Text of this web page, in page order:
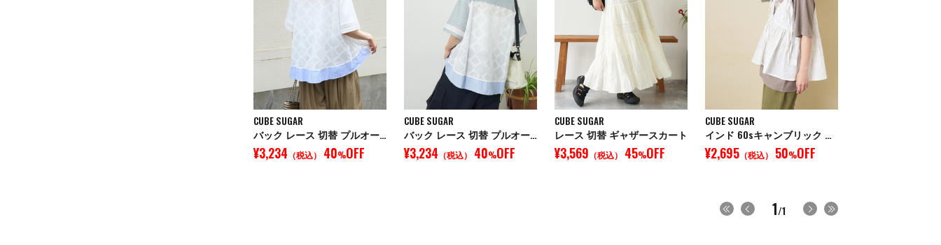
CUBE SUGAR
バック レース 切替 プルオーバー Tシャツ
¥3,234 （税込） 40%OFF
CUBE SUGAR
バック レース 切替 プルオーバー Tシャツ
¥3,234 （税込） 40%OFF
CUBE SUGAR
レース 切替 ギャザースカート
¥3,569 （税込） 45%OFF
CUBE SUGAR
インド 60sキャンブリック ドット 刺繍 前後 2Way キャミソール
¥2,695 （税込） 50%OFF
1/1